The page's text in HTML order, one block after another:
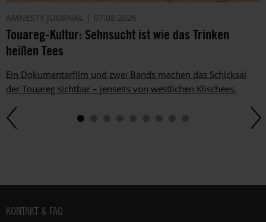
AMNESTY JOURNAL 07.08.2026
Touareg-Kultur: Sehnsucht ist wie das Trinken
heißen Tees
Ein Dokumentarfilm und zwei Bands machen das Schicksal
der Touareg sichtbar – jenseits von westlichen Klischees.
Fußbereich
KONTAKT & FAQ